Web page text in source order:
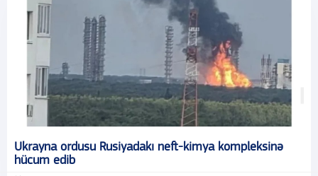
Ukrayna ordusu Rusiyadakı neft-kimya kompleksinə
hücum edib